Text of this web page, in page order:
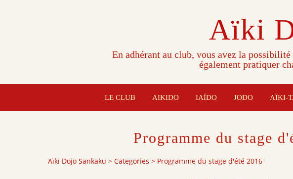
Aïki
En adhérant au club, vous avez la
également pratiquer
LE CLUB AIKIDO IAÏDO JODO AÏKI-
Programme du stage
Aïki Dojo Sankaku > Categories > Programme du stage d'été 2016